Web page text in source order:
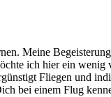
Meine
ich hier ein
Fliegen und
bei einem Flug